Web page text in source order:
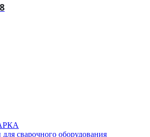
для сварочного оборудования